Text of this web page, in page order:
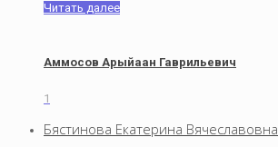
Читать далее
Аммосов Арыйаан Гаврильевич
1
Бястинова Екатерина Вячеславовна